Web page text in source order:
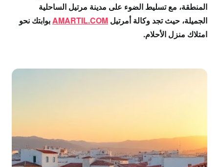
المنطقة، مع تسليط الضوء على مدينة مرتيل الساحلية
الجميلة، حيث تجد وكالةأمرتيل AMARTIL.COMبوابتك نحو
امتلاك منزل الأحلام.